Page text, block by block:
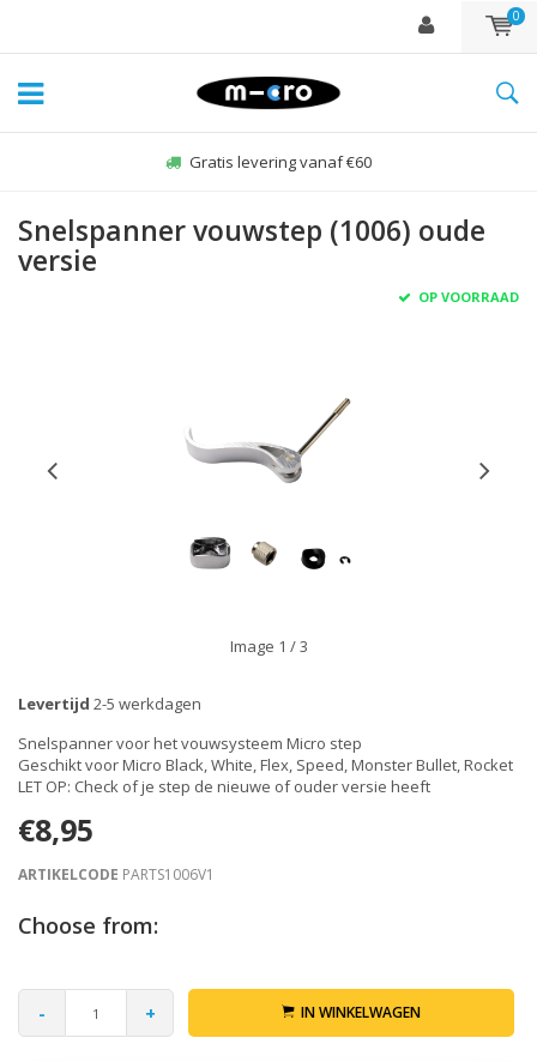
0
Zo-vr voor 22:00 besteld, zelfde dag verzonden*
Snelspanner vouwstep (1006) oude
versie
OP VOORRAAD
Image 1 / 3
Levertijd 2-5 werkdagen
Snelspanner voor het vouwsysteem Micro step
Geschikt voor Micro Black, White, Flex, Speed, Monster Bullet, Rocket
LET OP: Check of je step de nieuwe of ouder versie heeft
€8,95
ARTIKELCODE PARTS1006V1
Choose from:
- + IN WINKELWAGEN